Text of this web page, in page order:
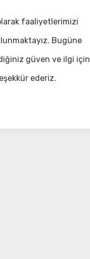
faaliyetlerimizi
Bugüne
güven ve ilgi için
ederiz.